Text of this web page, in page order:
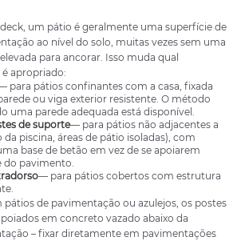
um pátio é geralmente uma superfície de
ao nível do solo, muitas vezes sem uma
para ancorar. Isso muda qual
apropriado:
para pátios confinantes com a casa, fixada
ou viga exterior resistente. O método
uma parede adequada está disponível.
de suporte— para pátios não adjacentes a
da piscina, áreas de pátio isoladas), com
base de betão em vez de se apoiarem
do pavimento.
— para pátios cobertos com estrutura
de pavimentação ou azulejos, os postes
em concreto vazado abaixo da
– fixar diretamente em pavimentações